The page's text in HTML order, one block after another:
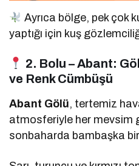
Ayrıca bölge, pek çok
yaptığı için kuş
2. Bolu – Abant:
ve Renk Cümbüşü
Abant Gölü, tertemiz
atmosferiyle her mevsim
sonbaharda bambaşka